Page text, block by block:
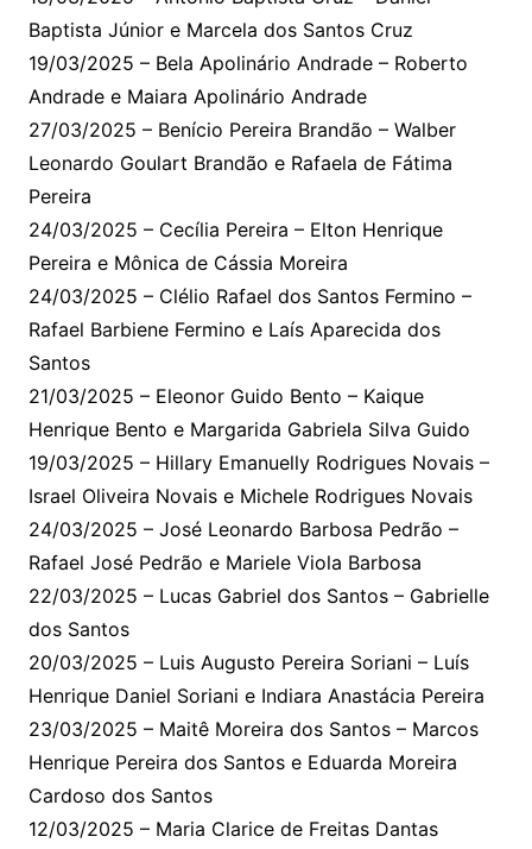
Baptista Júnior e Marcela dos Santos Cruz
19/03/2025 – Bela Apolinário Andrade – Roberto
Andrade e Maiara Apolinário Andrade
27/03/2025 – Benício Pereira Brandão – Walber
Leonardo Goulart Brandão e Rafaela de Fátima
Pereira
24/03/2025 – Cecília Pereira – Elton Henrique
Pereira e Mônica de Cássia Moreira
24/03/2025 – Clélio Rafael dos Santos Fermino –
Rafael Barbiene Fermino e Laís Aparecida dos
Santos
21/03/2025 – Eleonor Guido Bento – Kaique
Henrique Bento e Margarida Gabriela Silva Guido
19/03/2025 – Hillary Emanuelly Rodrigues Novais –
Israel Oliveira Novais e Michele Rodrigues Novais
24/03/2025 – José Leonardo Barbosa Pedrão –
Rafael José Pedrão e Mariele Viola Barbosa
22/03/2025 – Lucas Gabriel dos Santos – Gabrielle
dos Santos
20/03/2025 – Luis Augusto Pereira Soriani – Luís
Henrique Daniel Soriani e Indiara Anastácia Pereira
23/03/2025 – Maitê Moreira dos Santos – Marcos
Henrique Pereira dos Santos e Eduarda Moreira
Cardoso dos Santos
12/03/2025 – Maria Clarice de Freitas Dantas